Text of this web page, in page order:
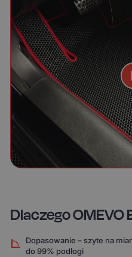
Dlaczego OMEVO
Dopasowanie – szyte na
do 99% podłogi